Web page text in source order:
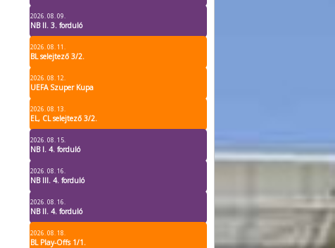
2026. 08. 09.
NB II. 3. forduló
2026. 08. 11.
BL selejtező 3/2.
2026. 08. 12.
UEFA Szuper Kupa
2026. 08. 13.
EL, CL selejtező 3/2.
2026. 08. 15.
NB I. 4. forduló
2026. 08. 16.
NB III. 4. forduló
2026. 08. 16.
NB II. 4. forduló
2026. 08. 18.
BL Play-Offs 1/1.